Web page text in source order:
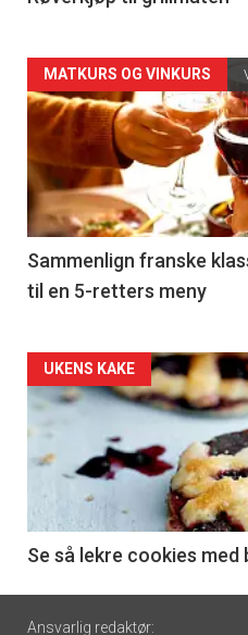
Forsiden
akkurat
nå
-
5
MATKURS OG VINKURS
Sammenlign franske
til en 5-retters meny
Forsiden
akkurat
nå
6
UKENS KAKE
Se så lekre cookies
Footer
Ansvarlig redaktør: